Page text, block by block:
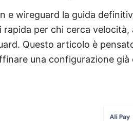
e wireguard la guida
rapida per chi cerca
Questo articolo è
una configurazione